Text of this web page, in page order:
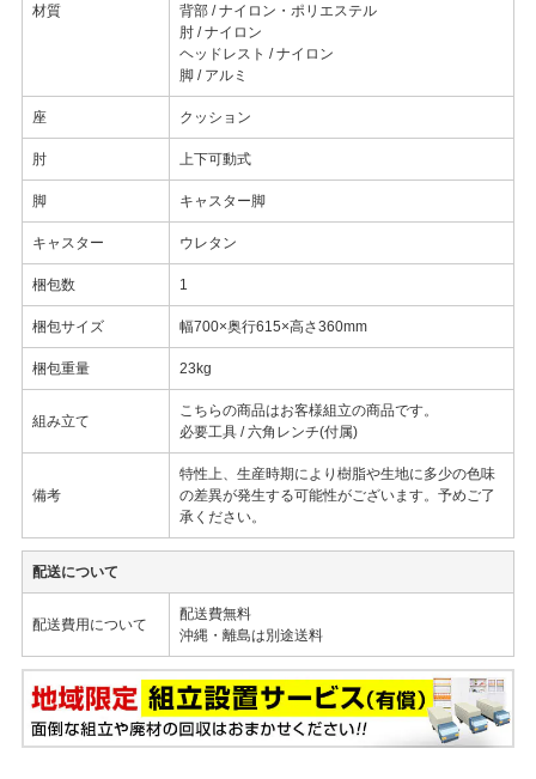
材質
背部 / ナイロン・ポリエステル
肘 / ナイロン
ヘッドレスト / ナイロン
脚 / アルミ
座 クッション
肘 上下可動式
脚 キャスター脚
キャスター ウレタン
梱包数 1
梱包サイズ 幅700×奥行615×高さ360mm
梱包重量 23kg
組み立て
こちらの商品はお客様組立の商品です。
必要工具 / 六角レンチ(付属)
備考
特性上、生産時期により樹脂や生地に多少の色味
の差異が発生する可能性がございます。予めご了
承ください。
配送について
配送費用について
配送費無料
沖縄・離島は別途送料